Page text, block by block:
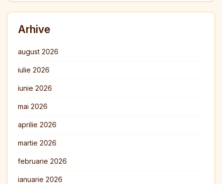
Arhive
august 2026
iulie 2026
iunie 2026
mai 2026
aprilie 2026
martie 2026
februarie 2026
ianuarie 2026